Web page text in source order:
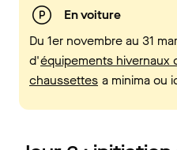
En voiture
Du 1er novembre au 31
d'équipements hivernaux
chaussettes a minima ou